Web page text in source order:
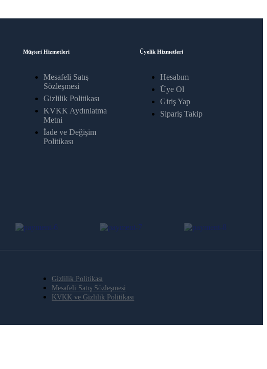
Müşteri Hizmetleri
Mesafeli Satış
Sözleşmesi
Gizlilik Politikası
KVKK Aydınlatma
Metni
İade ve Değişim
Politikası
Üyelik Hizmetleri
Hesabım
Üye Ol
Giriş Yap
Sipariş Takip
Gizlilik Politikası
Mesafeli Satış Sözleşmesi
KVKK ve Gizlilik Politikası